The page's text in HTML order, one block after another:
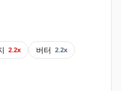
2.2x 버터 2.2x